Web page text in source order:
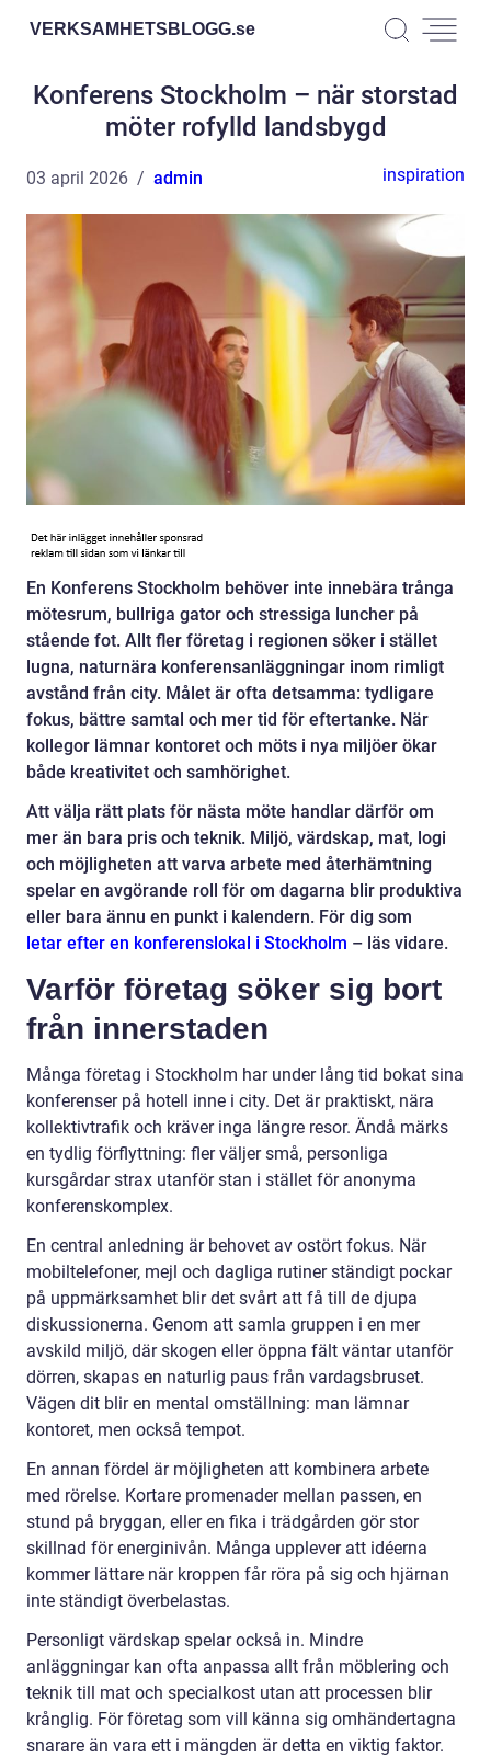
VERKSAMHETSBLOGG.se
Konferens Stockholm – när storstad
möter rofylld landsbygd
03 april 2026 admin inspiration
En Konferens Stockholm behöver inte innebära trånga
mötesrum, bullriga gator och stressiga luncher på
stående fot. Allt fler företag i regionen söker i stället
lugna, naturnära konferensanläggningar inom rimligt
avstånd från city. Målet är ofta detsamma: tydligare
fokus, bättre samtal och mer tid för eftertanke. När
kollegor lämnar kontoret och möts i nya miljöer ökar
både kreativitet och samhörighet.
Att välja rätt plats för nästa möte handlar därför om
mer än bara pris och teknik. Miljö, värdskap, mat, logi
och möjligheten att varva arbete med återhämtning
spelar en avgörande roll för om dagarna blir produktiva
eller bara ännu en punkt i kalendern. För dig som
letar efter en konferenslokal i Stockholm – läs vidare.
Varför företag söker sig bort
från innerstaden
Många företag i Stockholm har under lång tid bokat sina
konferenser på hotell inne i city. Det är praktiskt, nära
kollektivtrafik och kräver inga längre resor. Ändå märks
en tydlig förflyttning: fler väljer små, personliga
kursgårdar strax utanför stan i stället för anonyma
konferenskomplex.
En central anledning är behovet av ostört fokus. När
mobiltelefoner, mejl och dagliga rutiner ständigt pockar
på uppmärksamhet blir det svårt att få till de djupa
diskussionerna. Genom att samla gruppen i en mer
avskild miljö, där skogen eller öppna fält väntar utanför
dörren, skapas en naturlig paus från vardagsbruset.
Vägen dit blir en mental omställning: man lämnar
kontoret, men också tempot.
En annan fördel är möjligheten att kombinera arbete
med rörelse. Kortare promenader mellan passen, en
stund på bryggan, eller en fika i trädgården gör stor
skillnad för energinivån. Många upplever att idéerna
kommer lättare när kroppen får röra på sig och hjärnan
inte ständigt överbelastas.
Personligt värdskap spelar också in. Mindre
anläggningar kan ofta anpassa allt från möblering och
teknik till mat och specialkost utan att processen blir
krånglig. För företag som vill känna sig omhändertagna
snarare än vara ett i mängden är detta en viktig faktor.